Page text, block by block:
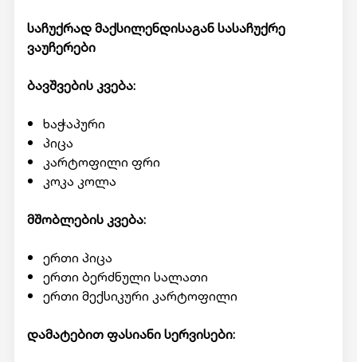
საჩუქრად მაქსილენდისაგან სასაჩუქრე
ვაუჩერები
ბავშვების კვება:
ხაჭაპური
პიცა
კარტოფილი ფრი
კოკა კოლა
მშობლების კვება:
ერთი პიცა
ერთი ბერძნული სალათი
ერთი მექსიკური კარტოფილი
დამატებით ფასიანი სერვისები: